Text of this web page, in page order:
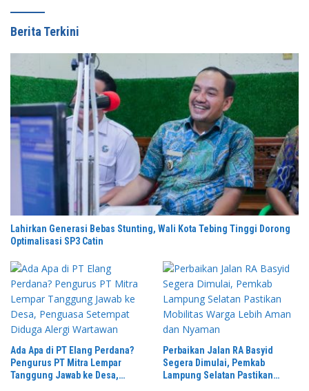
Berita Terkini
Lahirkan Generasi Bebas Stunting, Wali Kota Tebing Tinggi Dorong
Optimalisasi SP3 Catin
Ada Apa di PT Elang Perdana?
Pengurus PT Mitra Lempar
Tanggung Jawab ke Desa,
Perbaikan Jalan RA Basyid
Segera Dimulai, Pemkab
Lampung Selatan Pastikan